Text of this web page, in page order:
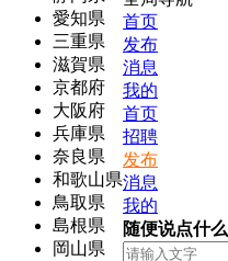
愛知県
三重県
滋賀県
京都府
大阪府
兵庫県
奈良県
和歌山県
鳥取県
島根県
岡山県
首页
发布
消息
我的
首页
招聘
发布
消息
我的
随便说点什么